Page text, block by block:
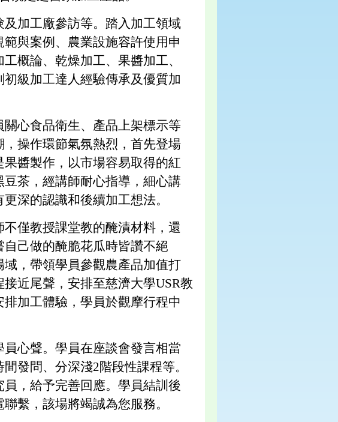
加工廠參訪等。踏入加工領域
與案例、農業設施容許使用申
概論、乾燥加工、果醬加工、
級加工達人經驗傳承及優質加
心食品衛生、產品上架標示等
操作環節氣氛熱烈，首先登場
醬製作，以市場容易取得的紅
茶，經講師耐心指導，細心講
深的認識和後續加工想法。
僅教授課堂教的醃漬材料，還
己做的醃脆花瓜時皆讚不絕
，帶領學員參觀農產品加值打
近尾聲，安排至慈濟大學USR教
加工體驗，學員於觀摩行程中
心聲。學員在座談會發言相當
發問、分深淺2階段性課程等。
，給予完善回應。學員結訓後
繫，該場將竭誠為您服務。